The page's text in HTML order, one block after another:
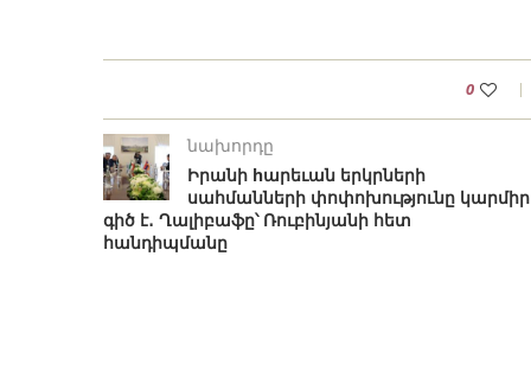
0
նախորդը
Իրանի hարեւան երկրների
սահմանների փոփոխությունը կարմիր
գիծ է․ Ղալիբաֆը՝ Ռուբինյանի հետ
հանդիպմանը